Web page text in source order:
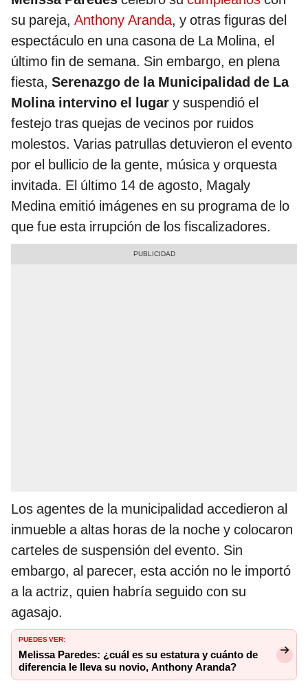
su pareja, Anthony Aranda, y otras figuras del
espectáculo en una casona de La Molina, el
último fin de semana. Sin embargo, en plena
fiesta, Serenazgo de la Municipalidad de La
Molina intervino el lugar y suspendió el
festejo tras quejas de vecinos por ruidos
molestos. Varias patrullas detuvieron el evento
por el bullicio de la gente, música y orquesta
invitada. El último 14 de agosto, Magaly
Medina emitió imágenes en su programa de lo
que fue esta irrupción de los fiscalizadores.
Los agentes de la municipalidad accedieron al
inmueble a altas horas de la noche y colocaron
carteles de suspensión del evento. Sin
embargo, al parecer, esta acción no le importó
a la actriz, quien habría seguido con su
agasajo.
PUEDES VER:
Melissa Paredes: ¿cuál es su estatura y cuánto de
diferencia le lleva su novio, Anthony Aranda?